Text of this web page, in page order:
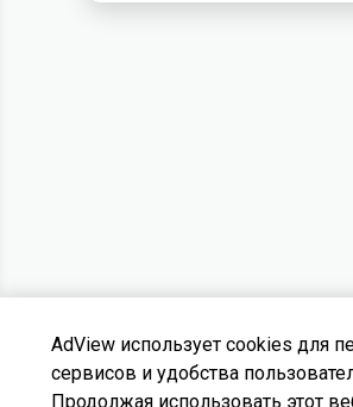
AdView использует cookies для
сервисов и удобства
Продолжая использовать этот